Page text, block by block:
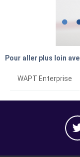
Pour aller plus loin
WAPT Enterprise